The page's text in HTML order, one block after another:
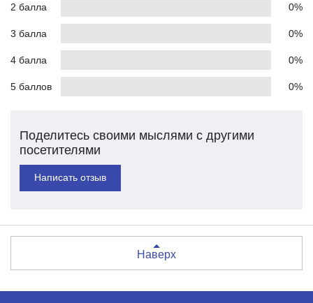
2 балла 0%
3 балла 0%
4 балла 0%
5 баллов 0%
Поделитесь своими мыслями с другими
посетителями
Написать отзыв
Наверх